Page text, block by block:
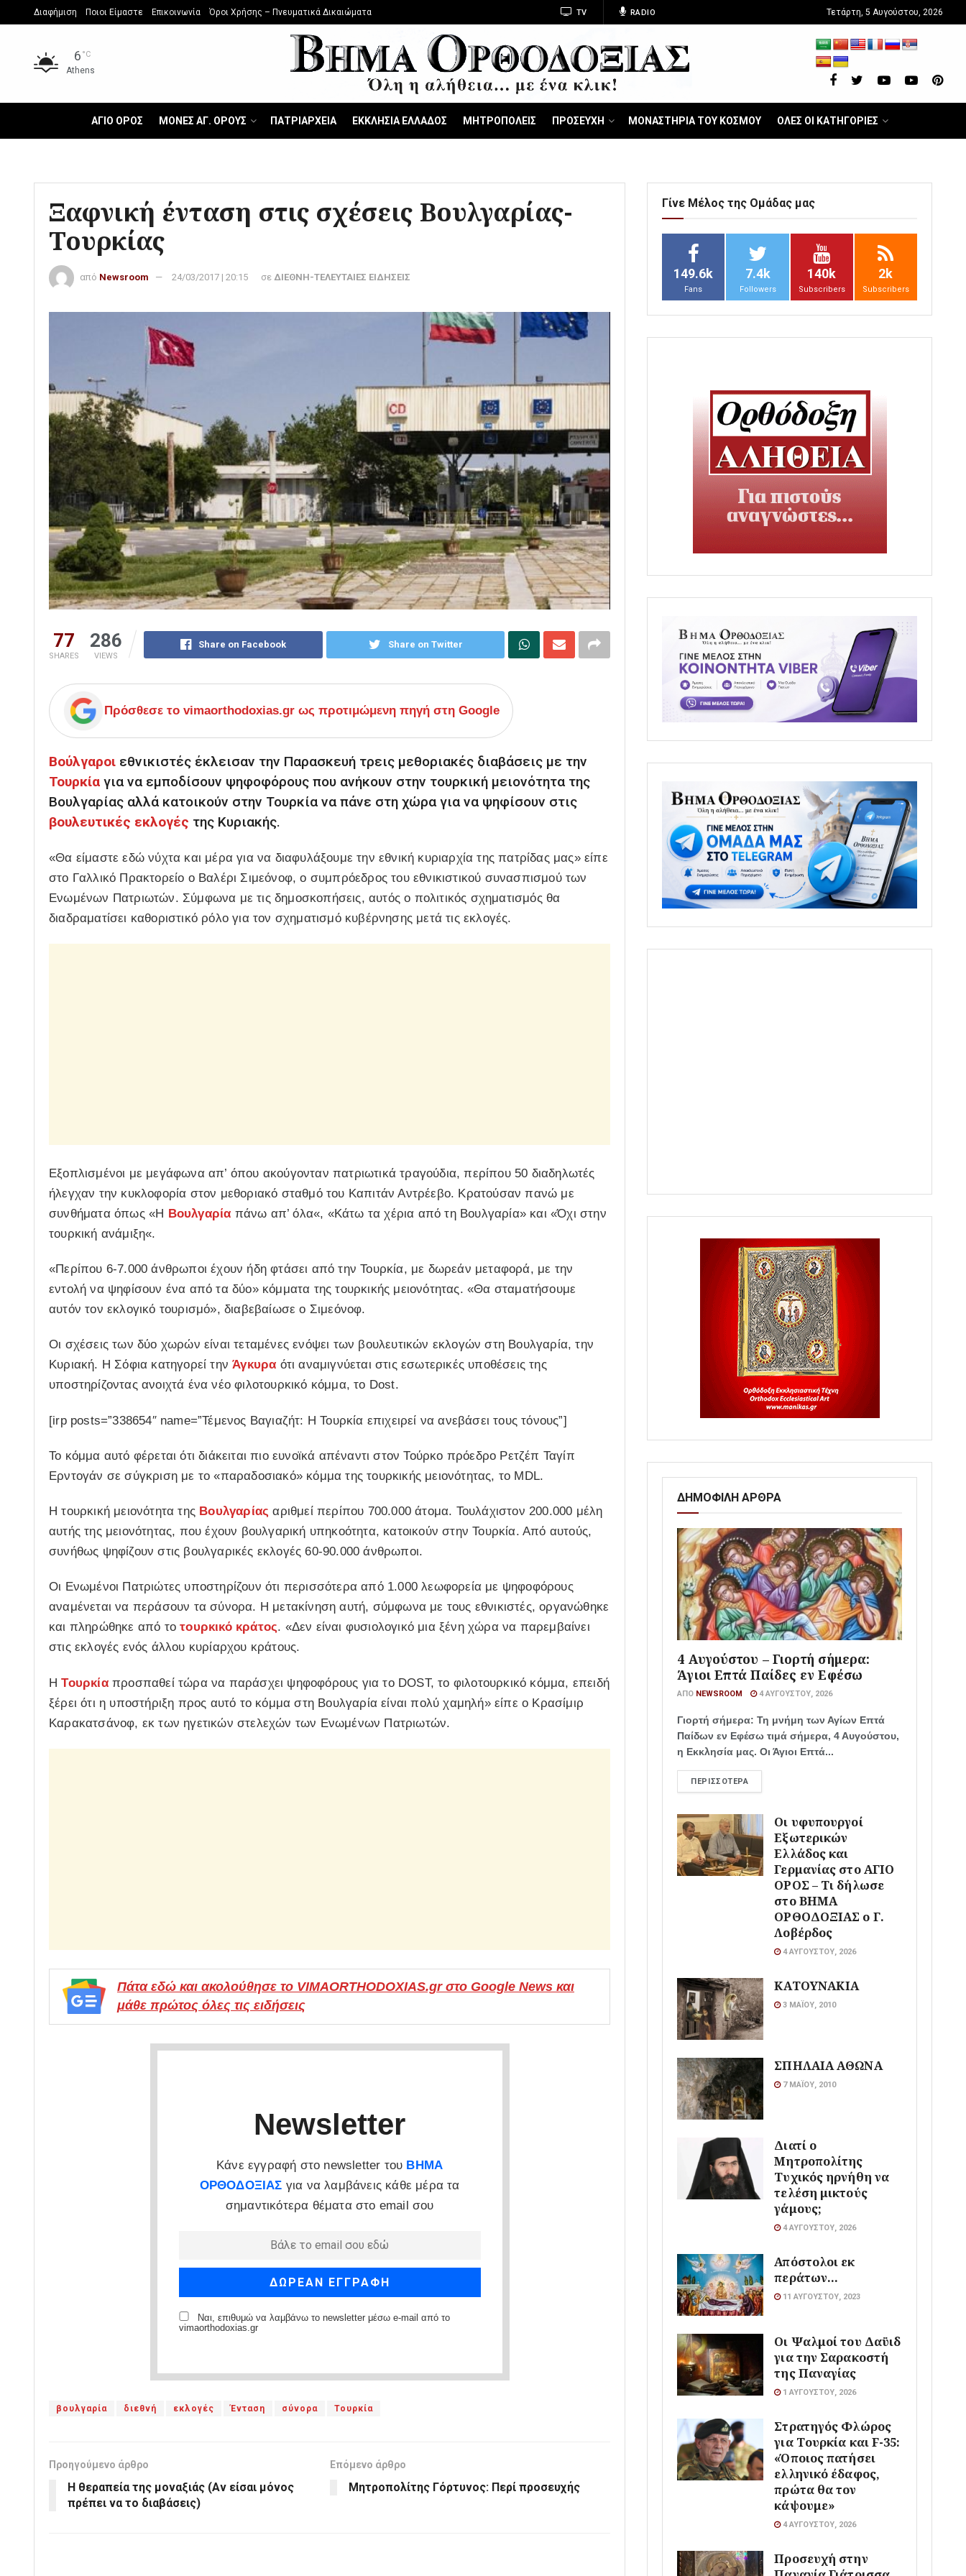
Διαφήμιση Ποιοι Είμαστε Επικοινωνία Όροι Χρήσης – Πνευματικά Δικαιώματα TV RADIO Τετάρτη, 5 Αυγούστου, 2026
6 °C
Athens
ΑΓΙΟ ΟΡΟΣ ΜΟΝΕΣ ΑΓ. ΟΡΟΥΣ ΠΑΤΡΙΑΡΧΕΙΑ ΕΚΚΛΗΣΙΑ ΕΛΛΑΔΟΣ ΜΗΤΡΟΠΟΛΕΙΣ ΠΡΟΣΕΥΧΗ ΜΟΝΑΣΤΗΡΙΑ ΤΟΥ ΚΟΣΜΟΥ ΟΛΕΣ ΟΙ ΚΑΤΗΓΟΡΙΕΣ
Ξαφνική ένταση στις σχέσεις Βουλγαρίας-
Τουρκίας
από Newsroom 24/03/2017 | 20:15 σε ΔΙΕΘΝΗ-ΤΕΛΕΥΤΑΙΕΣ ΕΙΔΗΣΕΙΣ
77
SHARES
286
VIEWS
Share on Facebook Share on Twitter
Πρόσθεσε το vimaorthodoxias.gr ως προτιμώμενη πηγή στη Google
Βούλγαροι εθνικιστές έκλεισαν την Παρασκευή τρεις μεθοριακές διαβάσεις με την
Τουρκία για να εμποδίσουν ψηφοφόρους που ανήκουν στην τουρκική μειονότητα της
Βουλγαρίας αλλά κατοικούν στην Τουρκία να πάνε στη χώρα για να ψηφίσουν στις
βουλευτικές εκλογές της Κυριακής.
«Θα είμαστε εδώ νύχτα και μέρα για να διαφυλάξουμε την εθνική κυριαρχία της πατρίδας μας» είπε
στο Γαλλικό Πρακτορείο ο Βαλέρι Σιμεόνοφ, ο συμπρόεδρος του εθνικιστικού συνασπισμού των
Ενωμένων Πατριωτών. Σύμφωνα με τις δημοσκοπήσεις, αυτός ο πολιτικός σχηματισμός θα
διαδραματίσει καθοριστικό ρόλο για τον σχηματισμό κυβέρνησης μετά τις εκλογές.
Εξοπλισμένοι με μεγάφωνα απ’ όπου ακούγονταν πατριωτικά τραγούδια, περίπου 50 διαδηλωτές
ήλεγχαν την κυκλοφορία στον μεθοριακό σταθμό του Καπιτάν Αντρέεβο. Κρατούσαν πανώ με
συνθήματα όπως «Η Βουλγαρία πάνω απ’ όλα«, «Κάτω τα χέρια από τη Βουλγαρία» και «Όχι στην
τουρκική ανάμιξη«.
«Περίπου 6-7.000 άνθρωποι έχουν ήδη φτάσει από την Τουρκία, με δωρεάν μεταφορά, με την
εντολή να ψηφίσουν ένα από τα δύο» κόμματα της τουρκικής μειονότητας. «Θα σταματήσουμε
αυτόν τον εκλογικό τουρισμό», διαβεβαίωσε ο Σιμεόνοφ.
Οι σχέσεις των δύο χωρών είναι τεταμένες ενόψει των βουλευτικών εκλογών στη Βουλγαρία, την
Κυριακή. Η Σόφια κατηγορεί τηνΆγκυρα ότι αναμιγνύεται στις εσωτερικές υποθέσεις της
υποστηρίζοντας ανοιχτά ένα νέο φιλοτουρκικό κόμμα, το Dost.
[irp posts=”338654″ name=”Τέμενος Βαγιαζήτ: Η Τουρκία επιχειρεί να ανεβάσει τους τόνους”]
Το κόμμα αυτό φέρεται ότι διάκειται πιο ευνοϊκά απέναντι στον Τούρκο πρόεδρο Ρετζέπ Ταγίπ
Ερντογάν σε σύγκριση με το «παραδοσιακό» κόμμα της τουρκικής μειονότητας, το MDL.
Η τουρκική μειονότητα της Βουλγαρίας αριθμεί περίπου 700.000 άτομα. Τουλάχιστον 200.000 μέλη
αυτής της μειονότητας, που έχουν βουλγαρική υπηκοότητα, κατοικούν στην Τουρκία. Από αυτούς,
συνήθως ψηφίζουν στις βουλγαρικές εκλογές 60-90.000 άνθρωποι.
Οι Ενωμένοι Πατριώτες υποστηρίζουν ότι περισσότερα από 1.000 λεωφορεία με ψηφοφόρους
αναμένεται να περάσουν τα σύνορα. Η μετακίνηση αυτή, σύμφωνα με τους εθνικιστές, οργανώθηκε
και πληρώθηκε από τοτουρκικό κράτος. «Δεν είναι φυσιολογικό μια ξένη χώρα να παρεμβαίνει
στις εκλογές ενός άλλου κυρίαρχου κράτους.
ΗΤουρκίαπροσπαθεί τώρα να παράσχει ψηφοφόρους για το DOST, το φιλοτουρκικό κόμμα, επειδή
ξέρει ότι η υποστήριξη προς αυτό το κόμμα στη Βουλγαρία είναι πολύ χαμηλή» είπε ο Κρασίμιρ
Καρακατσάνοφ, εκ των ηγετικών στελεχών των Ενωμένων Πατριωτών.
Πάτα εδώ και ακολούθησε το VIMAORTHODOXIAS.gr στο Google News και
μάθε πρώτος όλες τις ειδήσεις
Newsletter
Κάνε εγγραφή στο newsletter του ΒΗΜΑ
ΟΡΘΟΔΟΞΙΑΣ για να λαμβάνεις κάθε μέρα τα
σημαντικότερα θέματα στο email σου
Ναι, επιθυμώ να λαμβάνω το newsletter μέσω e-mail από το
vimaorthodoxias.gr
βουλγαρία διεθνή εκλογές Ένταση σύνορα Τουρκία
Προηγούμενο άρθρο
Η θεραπεία της μοναξιάς (Αν είσαι μόνος
πρέπει να το διαβάσεις)
Επόμενο άρθρο
Μητροπολίτης Γόρτυνος: Περί προσευχής
Γίνε Μέλος της Ομάδας μας
149.6k
Fans
7.4k
Followers
140k
Subscribers
2k
Subscribers
ΔΗΜΟΦΙΛΗ ΑΡΘΡΑ
4 Αυγούστου – Γιορτή σήμερα:
Άγιοι Επτά Παίδες εν Εφέσω
ΑΠΌ NEWSROOM 4 ΑΥΓΟΎΣΤΟΥ, 2026
Γιορτή σήμερα: Τη μνήμη των Αγίων Επτά
Παίδων εν Εφέσω τιμά σήμερα, 4 Αυγούστου,
η Εκκλησία μας. Οι Άγιοι Επτά...
ΠΕΡΙΣΣΌΤΕΡΑ
Οι υφυπουργοί
Εξωτερικών
Ελλάδος και
Γερμανίας στο ΑΓΙΟ
ΟΡΟΣ – Τι δήλωσε
στο ΒΗΜΑ
ΟΡΘΟΔΟΞΙΑΣ ο Γ.
Λοβέρδος
4 ΑΥΓΟΎΣΤΟΥ, 2026
ΚΑΤΟΥΝΑΚΙΑ
3 ΜΑΪ́ΟΥ, 2010
ΣΠΗΛΑΙΑ ΑΘΩΝΑ
7 ΜΑΪ́ΟΥ, 2010
Διατί ο
Μητροπολίτης
Τυχικός ηρνήθη να
τελέση μικτούς
γάμους;
4 ΑΥΓΟΎΣΤΟΥ, 2026
Απόστολοι εκ
περάτων…
11 ΑΥΓΟΎΣΤΟΥ, 2023
Οι Ψαλμοί του Δαϋιδ
για την Σαρακοστή
της Παναγίας
1 ΑΥΓΟΎΣΤΟΥ, 2026
Στρατηγός Φλώρος
για Τουρκία και F-35:
«Όποιος πατήσει
ελληνικό έδαφος,
πρώτα θα τον
κάψουμε»
4 ΑΥΓΟΎΣΤΟΥ, 2026
Προσευχή στην